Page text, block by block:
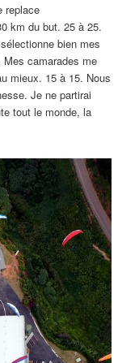
replace
km du but. 25 à 25.
bien mes
Mes camarades me
mieux. 15 à 15. Nous
Je ne partirai
tout le monde, la